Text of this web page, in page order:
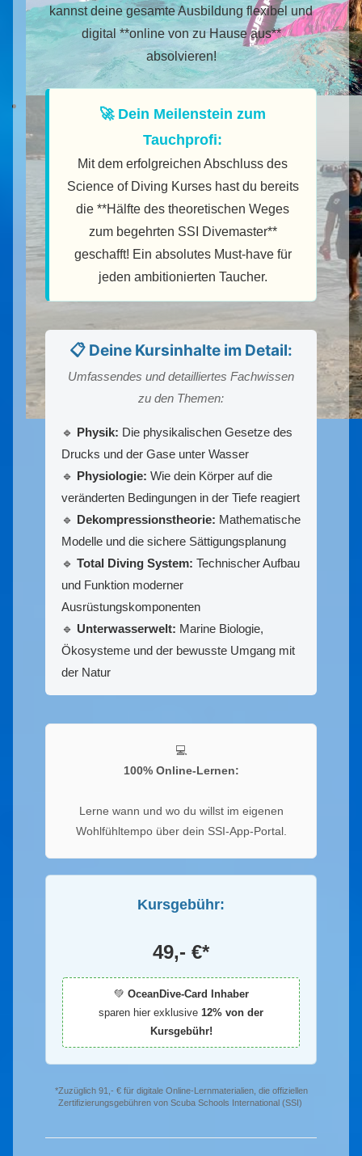
kannst deine gesamte Ausbildung flexibel und
digital **online von zu Hause aus**
absolvieren!
🚀 Dein Meilenstein zum
Tauchprofi:
Mit dem erfolgreichen Abschluss des
Science of Diving Kurses hast du bereits
die **Hälfte des theoretischen Weges
zum begehrten SSI Divemaster**
geschafft! Ein absolutes Must-have für
jeden ambitionierten Taucher.
📋 Deine Kursinhalte im Detail:
Umfassendes und detailliertes Fachwissen
zu den Themen:
🔹 Physik: Die physikalischen Gesetze des
Drucks und der Gase unter Wasser
🔹 Physiologie: Wie dein Körper auf die
veränderten Bedingungen in der Tiefe reagiert
🔹 Dekompressionstheorie: Mathematische
Modelle und die sichere Sättigungsplanung
🔹 Total Diving System: Technischer Aufbau
und Funktion moderner
Ausrüstungskomponenten
🔹 Unterwasserwelt: Marine Biologie,
Ökosysteme und der bewusste Umgang mit
der Natur
💻
100% Online-Lernen:
Lerne wann und wo du willst im eigenen
Wohlfühltempo über dein SSI-App-Portal.
Kursgebühr:
49,- €*
💚 OceanDive-Card Inhaber
sparen hier exklusive 12% von der
Kursgebühr!
*Zuzüglich 91,- € für digitale Online-Lernmaterialien, die offiziellen
Zertifizierungsgebühren von Scuba Schools International (SSI)